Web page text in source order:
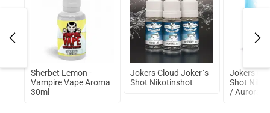
Sherbet Lemon -
Vampire Vape Aroma
30ml
Jokers Cloud Joker`s
Shot Nikotinshot
Jokers
Shot
/ Aurora